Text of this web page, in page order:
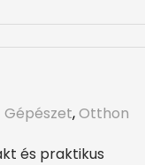
Gépészet,Otthon
és praktikus